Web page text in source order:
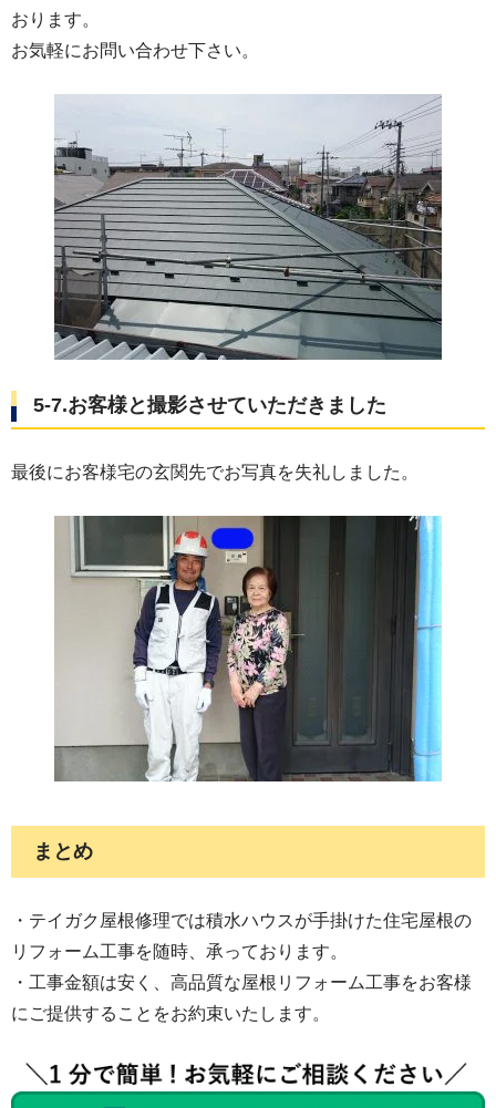
おります。
お気軽にお問い合わせ下さい。
5-7.お客様と撮影させていただきました
最後にお客様宅の玄関先でお写真を失礼しました。
まとめ
・テイガク屋根修理では積水ハウスが手掛けた住宅屋根の
リフォーム工事を随時、承っております。
・工事金額は安く、高品質な屋根リフォーム工事をお客様
にご提供することをお約束いたします。